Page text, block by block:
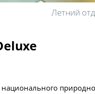
Летний
национального